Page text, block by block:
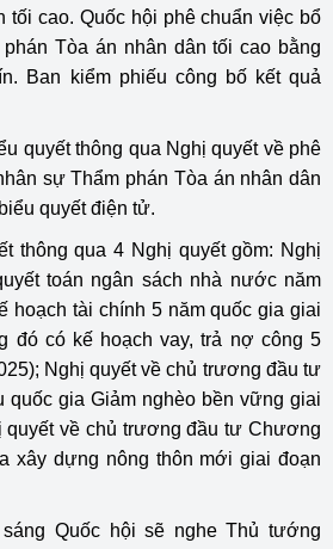
tối cao. Quốc hội phê chuẩn việc bổ
Tòa án nhân dân tối cao bằng
Ban kiểm phiếu công bố kết quả
quyết thông qua Nghị quyết về phê
sự Thẩm phán Tòa án nhân dân
quyết điện tử.
thông qua 4 Nghị quyết gồm: Nghị
toán ngân sách nhà nước năm
hoạch tài chính 5 năm quốc gia giai
đó có kế hoạch vay, trả nợ công 5
Nghị quyết về chủ trương đầu tư
quốc gia Giảm nghèo bền vững giai
quyết về chủ trương đầu tư Chương
xây dựng nông thôn mới giai đoạn
Quốc hội sẽ nghe Thủ tướng